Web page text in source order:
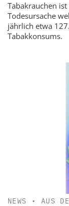
Tabakrauchen
Todesursache
jährlich etwa
Tabakkonsums.
NEWS • AUS